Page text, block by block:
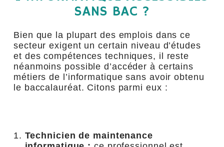
SANS BAC ?
Bien que la plupart des emplois dans ce
secteur exigent un certain niveau d’études
et des compétences techniques, il reste
néanmoins possible d’accéder à certains
métiers de l’informatique sans avoir obtenu
le baccalauréat. Citons parmi eux :
Technicien de maintenance